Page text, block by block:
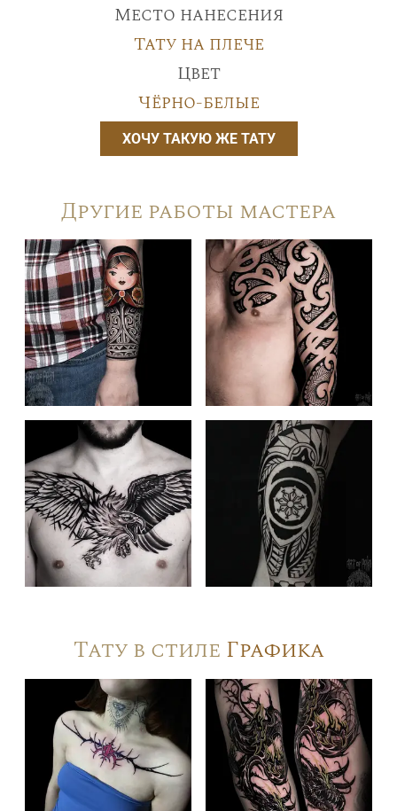
Место нанесения
Тату на плече
Цвет
Чёрно-белые
ХОЧУ ТАКУЮ ЖЕ ТАТУ
Другие работы мастера
Тату в стиле Графика